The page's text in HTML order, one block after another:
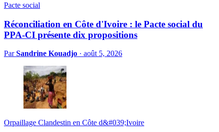
Pacte social
Réconciliation en Côte d'Ivoire : le Pacte social du
PPA-CI présente dix propositions
ParSandrine Kouadjo · août 5, 2026
Orpaillage Clandestin en Côte d&#039;Ivoire